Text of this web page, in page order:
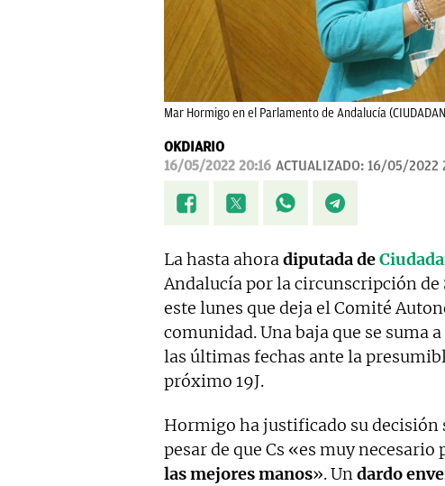
Mar Hormigo en el Parlamento de Andalucía
OKDIARIO
16/05/2022 20:16 ACTUALIZADO: 16/05/2022
La hasta ahoradiputada de
Andalucía por la circunscripción de
este lunes que deja el Comité
comunidad. Una baja que se suma
las últimas fechas ante la
próximo 19J.
Hormigo ha justificado su decisión
pesar de que Cs «es muy necesario
las mejores manos». Undardo